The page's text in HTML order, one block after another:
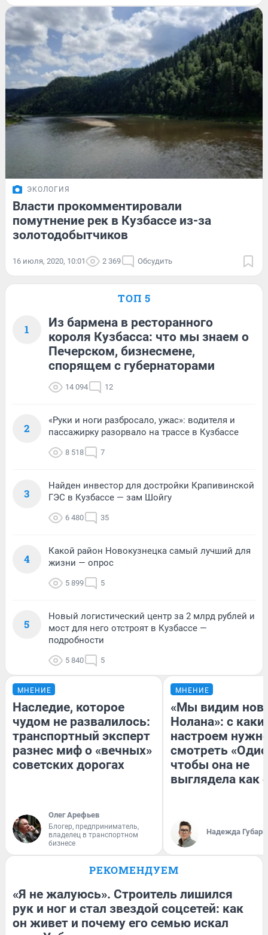
ЭКОЛОГИЯ
Власти прокомментировали
помутнение рек в Кузбассе из-за
золотодобытчиков
16 июля, 2020, 10:01 2 369 Обсудить
ТОП 5
1
Из бармена в ресторанного
короля Кузбасса: что мы знаем о
Печерском, бизнесмене,
спорящем с губернаторами
14 094 12
2
«Руки и ноги разбросало, ужас»: водителя и
пассажирку разорвало на трассе в Кузбассе
8 518 7
3
Найден инвестор для достройки Крапивинской
ГЭС в Кузбассе — зам Шойгу
6 480 35
4
Какой район Новокузнецка самый лучший для
жизни — опрос
5 899 5
5
Новый логистический центр за 2 млрд рублей и
мост для него отстроят в Кузбассе —
подробности
5 840 5
МНЕНИЕ
Наследие, которое
чудом не развалилось:
транспортный эксперт
разнес миф о «вечных»
советских дорогах
Олег Арефьев
Блогер, предприниматель,
владелец в транспортном
бизнесе
МНЕНИЕ
«Мы видим
Нолана»: с
настроем
смотреть
чтобы она не
выглядела как
Надежда Губарь
РЕКОМЕНДУЕМ
«Я не жалуюсь». Строитель лишился
рук и ног и стал звездой соцсетей: как
он живет и почему его семью искал